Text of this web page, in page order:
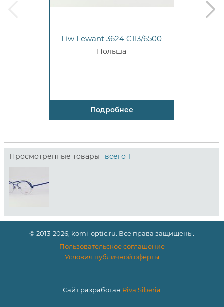
Liw Lewant 3624 C113/6500
Польша
Подробнее
next
Просмотренные товары всего 1
© 2013-2026, komi-optic.ru. Все права защищены.
Пользовательское соглашение
Условия публичной оферты
Сайт разработан Riva Siberia